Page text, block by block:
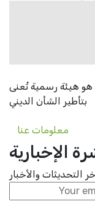
هيئة رسمية تُعنى
بتأطير الشأن الديني
معلومات عنا
الإخبارية
والأخبار